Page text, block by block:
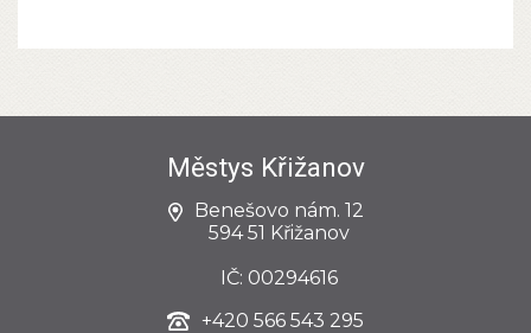
Městys Křižanov
Benešovo nám. 12
594 51 Křižanov
IČ: 00294616
+420 566 543 295